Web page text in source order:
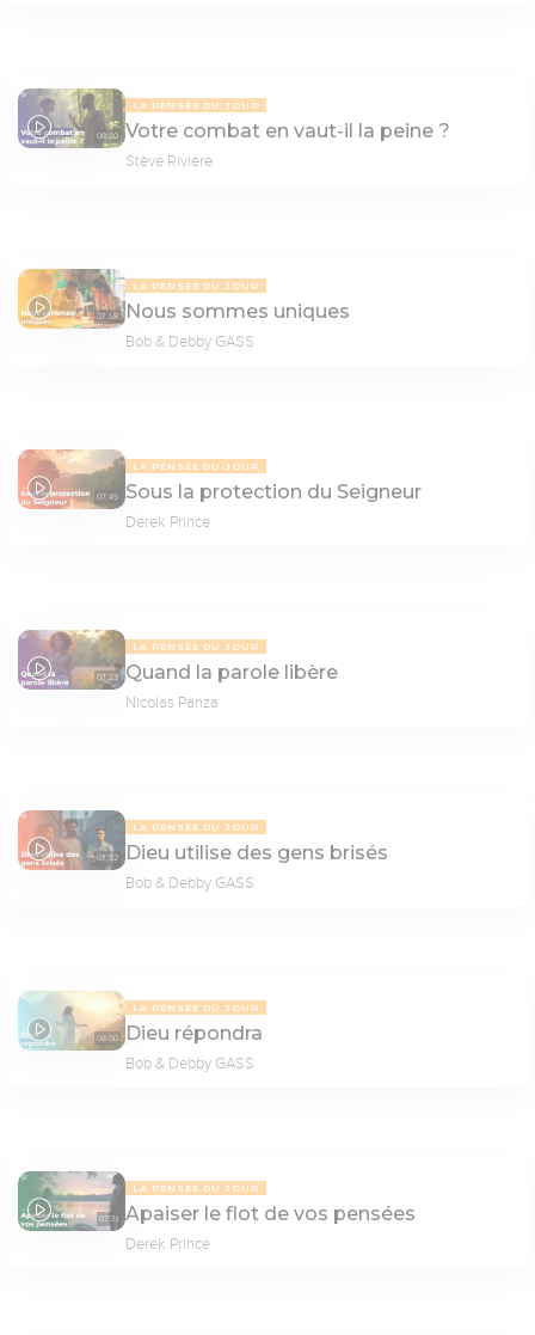
08:20
LA PENSÉE DU JOUR
Votre combat en vaut-il la peine ?
Stève Rivière
07:58
LA PENSÉE DU JOUR
Nous sommes uniques
Bob & Debby GASS
07:45
LA PENSÉE DU JOUR
Sous la protection du Seigneur
Derek Prince
07:23
LA PENSÉE DU JOUR
Quand la parole libère
Nicolas Panza
07:32
LA PENSÉE DU JOUR
Dieu utilise des gens brisés
Bob & Debby GASS
08:00
LA PENSÉE DU JOUR
Dieu répondra
Bob & Debby GASS
07:31
LA PENSÉE DU JOUR
Apaiser le flot de vos pensées
Derek Prince